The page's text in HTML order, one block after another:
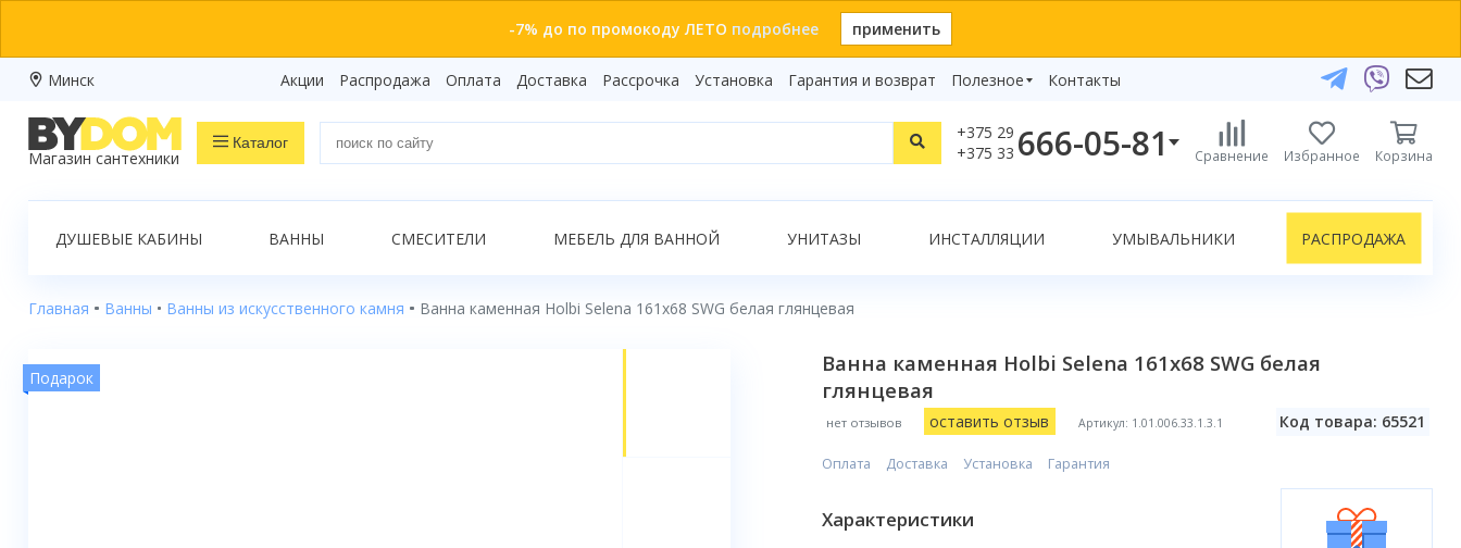
-7% до по промокоду ЛЕТО подробнее применить
Минск Акции Распродажа Оплата Доставка Рассрочка Установка Гарантия и возврат
Полезное
Видеообзоры
Бренды
Контакты
Магазин сантехники
Каталог
+375 29
+375 33 666-05-81
+375 29 666-05-81
+375 17 243-24-29
Telegram
info@bydom.by
Сравнение Избранное Корзина
Показать все результаты
Распродажа
Ванны
ДУШЕВЫЕ КАБИНЫ ВАННЫ СМЕСИТЕЛИ МЕБЕЛЬ ДЛЯ ВАННОЙ УНИТАЗЫ ИНСТАЛЛЯЦИИ УМЫВАЛЬНИКИ РАСПРОДАЖА
Главная Ванны Ванны из искусственного камня Ванна каменная Holbi Selena 161x68 SWG белая глянцевая
Ванна каменная Holbi Selena 161x68 SWG белая
глянцевая
нет отзывов оставить отзыв Артикул: 1.01.006.33.1.3.1 Код товара: 65521
Подарок
Оплата Доставка Установка Гарантия
Характеристики